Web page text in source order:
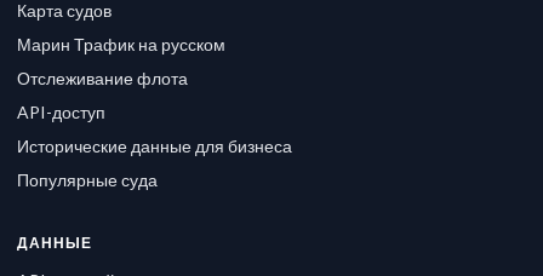
Карта судов
Марин Трафик на русском
Отслеживание флота
API-доступ
Исторические данные для бизнеса
Популярные суда
ДАННЫЕ